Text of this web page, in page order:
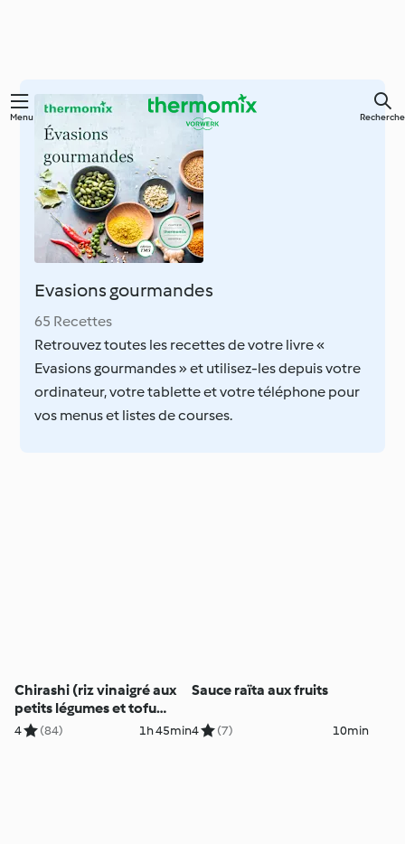
Skip
content
Menu Recherche
Evasions gourmandes
65 Recettes
Retrouvez toutes les recettes de votre livre «
Evasions gourmandes » et utilisez-les depuis votre
ordinateur, votre tablette et votre téléphone pour
vos menus et listes de courses.
Chirashi (riz vinaigré aux
petits légumes et tofu
laqué)
4 (84) 1h 45min
Sauce raïta aux fruits
4 (7) 10min